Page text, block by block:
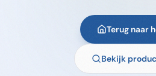
Terug naar
Bekijk